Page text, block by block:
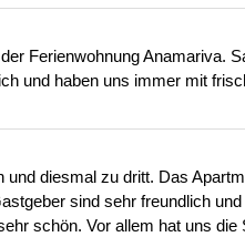
Ferienwohnung Anamariva.
und haben uns immer mit
diesmal zu dritt. Das
sind sehr freundlich
schön. Vor allem hat uns die